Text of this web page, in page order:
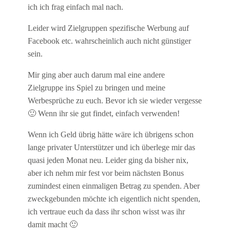
ich ich frag einfach mal nach.
Leider wird Zielgruppen spezifische Werbung auf
Facebook etc. wahrscheinlich auch nicht günstiger
sein.
Mir ging aber auch darum mal eine andere
Zielgruppe ins Spiel zu bringen und meine
Werbesprüche zu euch. Bevor ich sie wieder vergesse
🙂 Wenn ihr sie gut findet, einfach verwenden!
Wenn ich Geld übrig hätte wäre ich übrigens schon
lange privater Unterstützer und ich überlege mir das
quasi jeden Monat neu. Leider ging da bisher nix,
aber ich nehm mir fest vor beim nächsten Bonus
zumindest einen einmaligen Betrag zu spenden. Aber
zweckgebunden möchte ich eigentlich nicht spenden,
ich vertraue euch da dass ihr schon wisst was ihr
damit macht 🙂